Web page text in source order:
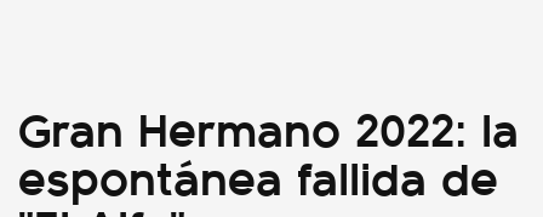
Gran Hermano 2022: la
espontánea fallida de